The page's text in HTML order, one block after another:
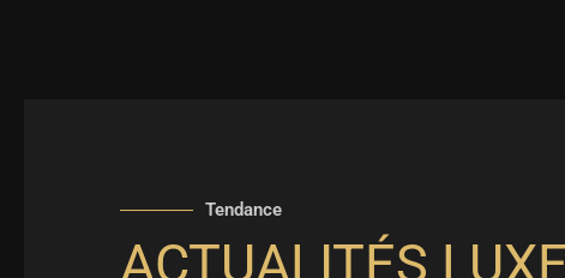
Tendance
ACTUALITÉS